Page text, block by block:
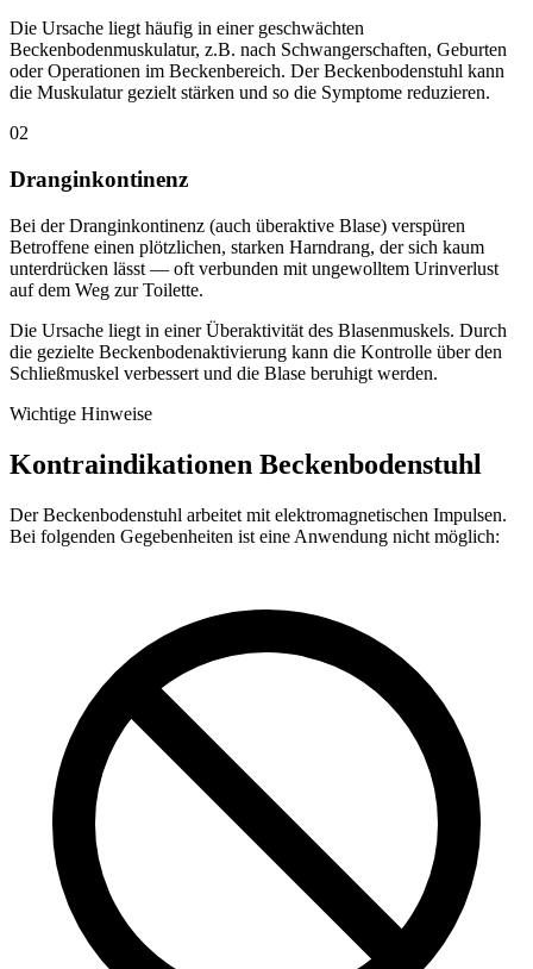
Die Ursache liegt häufig in einer geschwächten
Beckenbodenmuskulatur, z.B. nach Schwangerschaften, Geburten
oder Operationen im Beckenbereich. Der Beckenbodenstuhl kann
die Muskulatur gezielt stärken und so die Symptome reduzieren.
02
Dranginkontinenz
Bei der Dranginkontinenz (auch überaktive Blase) verspüren
Betroffene einen plötzlichen, starken Harndrang, der sich kaum
unterdrücken lässt — oft verbunden mit ungewolltem Urinverlust
auf dem Weg zur Toilette.
Die Ursache liegt in einer Überaktivität des Blasenmuskels. Durch
die gezielte Beckenbodenaktivierung kann die Kontrolle über den
Schließmuskel verbessert und die Blase beruhigt werden.
Wichtige Hinweise
Kontra­indikationen Beckenbodenstuhl
Der Beckenbodenstuhl arbeitet mit elektromagnetischen Impulsen.
Bei folgenden Gegebenheiten ist eine Anwendung nicht möglich: